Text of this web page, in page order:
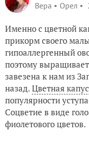
Вера
Орел
Именно с цветной
прикорм своего
гипоаллергенный
поэтому
завезена к нам из
назад.Цветная
популярности
Соцветие в виде
фиолетового цветов.